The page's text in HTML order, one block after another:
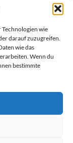
Technologien wie
darauf zuzugreifen.
wie das
Wenn du
bestimmte